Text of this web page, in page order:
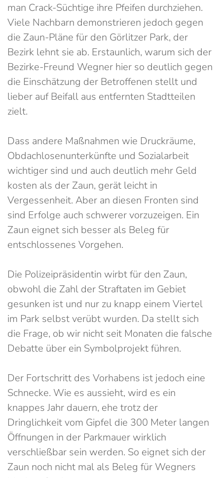
man Crack-Süchtige ihre Pfeifen durchziehen.
Viele Nachbarn demonstrieren jedoch gegen
die Zaun-Pläne für den Görlitzer Park, der
Bezirk lehnt sie ab. Erstaunlich, warum sich der
Bezirke-Freund Wegner hier so deutlich gegen
die Einschätzung der Betroffenen stellt und
lieber auf Beifall aus entfernten Stadtteilen
zielt.
Dass andere Maßnahmen wie Druckräume,
Obdachlosenunterkünfte und Sozialarbeit
wichtiger sind und auch deutlich mehr Geld
kosten als der Zaun, gerät leicht in
Vergessenheit. Aber an diesen Fronten sind
sind Erfolge auch schwerer vorzuzeigen. Ein
Zaun eignet sich besser als Beleg für
entschlossenes Vorgehen.
Die Polizeipräsidentin wirbt für den Zaun,
obwohl die Zahl der Straftaten im Gebiet
gesunken ist und nur zu knapp einem Viertel
im Park selbst verübt wurden. Da stellt sich
die Frage, ob wir nicht seit Monaten die falsche
Debatte über ein Symbolprojekt führen.
Der Fortschritt des Vorhabens ist jedoch eine
Schnecke. Wie es aussieht, wird es ein
knappes Jahr dauern, ehe trotz der
Dringlichkeit vom Gipfel die 300 Meter langen
Öffnungen in der Parkmauer wirklich
verschließbar sein werden. So eignet sich der
Zaun noch nicht mal als Beleg für Wegners